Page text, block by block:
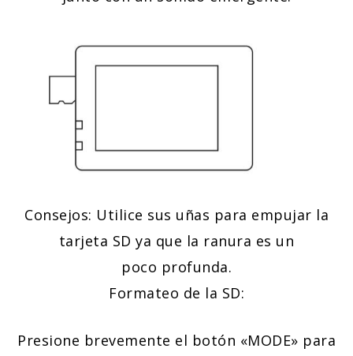
Consejos: Utilice sus uñas para empujar la
tarjeta SD ya que la ranura es un
poco profunda.
Formateo de la SD:
Presione brevemente el botón «MODE» para